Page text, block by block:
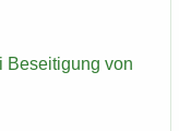
Be­sei­ti­gung von